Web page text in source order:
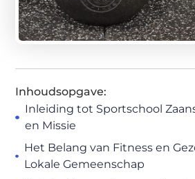
Inhoudsopgave:
Inleiding tot Sportschool
en Missie
Het Belang van Fitness en
Lokale Gemeenschap